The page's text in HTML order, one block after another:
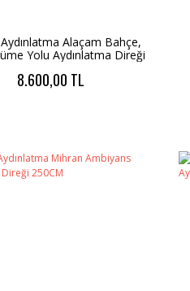
Alaçam Bahçe,
Yolu Aydınlatma Direği
8.600,00 TL